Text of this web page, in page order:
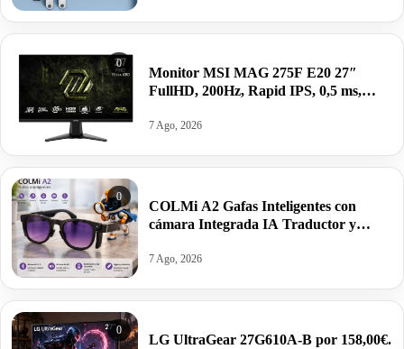
0
Monitor MSI MAG 275F E20 27″
FullHD, 200Hz, Rapid IPS, 0,5 ms,
7 Ago, 2026
0
COLMi A2 Gafas Inteligentes con
cámara Integrada IA Traductor y
7 Ago, 2026
0
LG UltraGear 27G610A-B por 158,00€.